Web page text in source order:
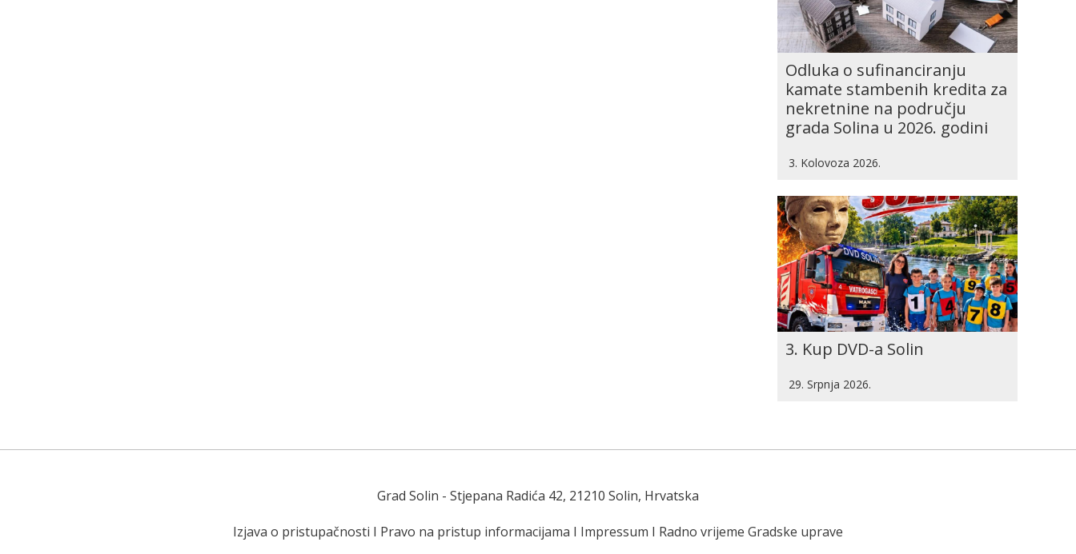
Odluka o sufinanciranju
kamate stambenih kredita za
nekretnine na području
grada Solina u 2026. godini
3. Kolovoza 2026.
3. Kup DVD-a Solin
29. Srpnja 2026.
Grad Solin - Stjepana Radića 42, 21210 Solin, Hrvatska
Izjava o pristupačnosti I Pravo na pristup informacijama I Impressum I Radno vrijeme Gradske uprave